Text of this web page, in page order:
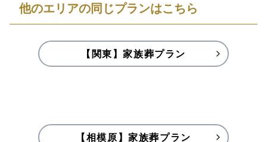
他のエリアの同じプランはこちら
【関東】家族葬プラン
【相模原】家族葬プラン